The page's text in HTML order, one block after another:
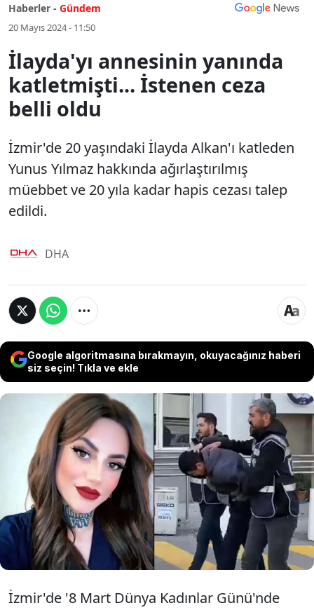
Haberler - Gündem
20 Mayıs 2024 - 11:50
İlayda'yı annesinin yanında
katletmişti... İstenen ceza
belli oldu
İzmir'de 20 yaşındaki İlayda Alkan'ı katleden
Yunus Yılmaz hakkında ağırlaştırılmış
müebbet ve 20 yıla kadar hapis cezası talep
edildi.
DHA
Google algoritmasına bırakmayın, okuyacağınız haberi
siz seçin! Tıkla ve ekle
İzmir'de 20 yaşındaki İlayda Alkan'ı
katleden Yunus Yılmaz hakkında
ağırlaştırılmış müebbet ve 20 yıla kadar
hapis cezası talep edildi.
İzmir'de '8 Mart Dünya Kadınlar Günü'nde